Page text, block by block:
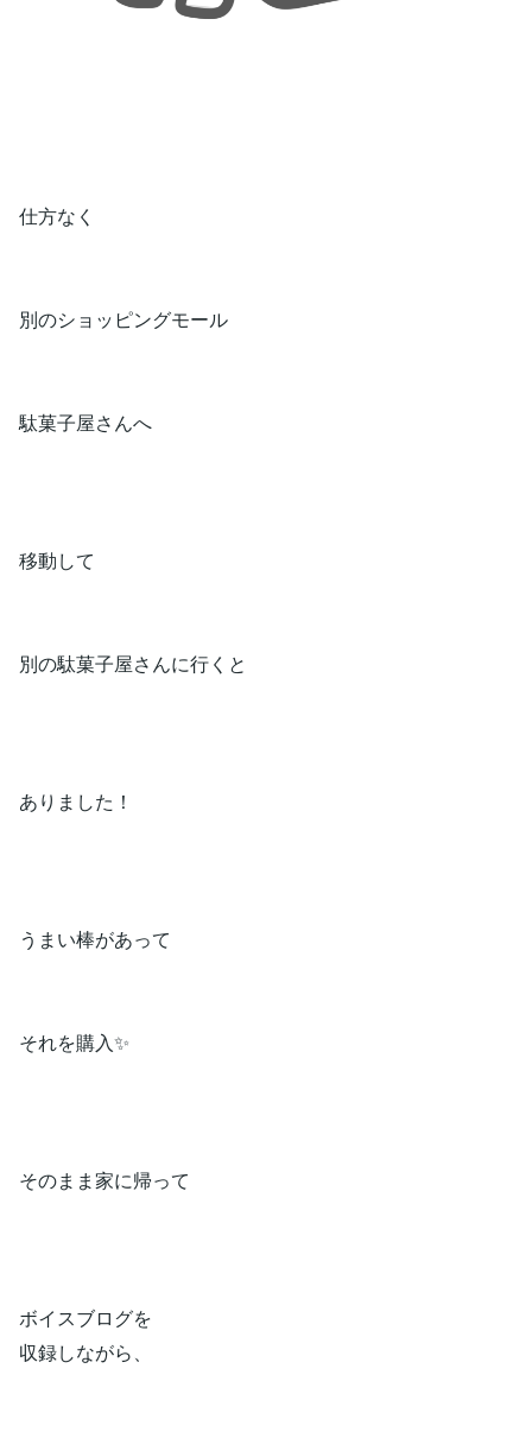
仕方なく
別のショッピングモール
駄菓子屋さんへ
移動して
別の駄菓子屋さんに行くと
ありました！
うまい棒があって
それを購入✨
そのまま家に帰って
ボイスブログを
収録しながら、